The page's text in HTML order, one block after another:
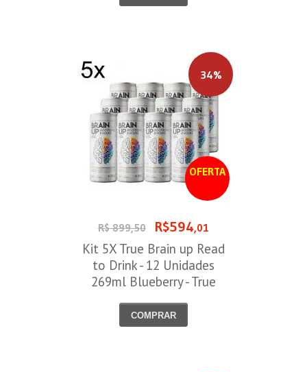
OFERTA
34%
R$ 899,50 R$594,01
Kit 5X True Brain up Read
to Drink - 12 Unidades
269ml Blueberry - True
COMPRAR